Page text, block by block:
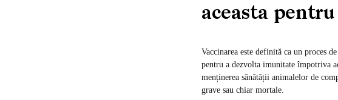
aceasta
Vaccinarea este definită ca un proces
pentru a dezvolta imunitate împotriva
menținerea sănătății animalelor de
grave sau chiar mortale.